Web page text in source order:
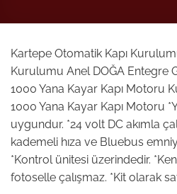
Kartepe Otomatik Kapı
Kurulumu Anel DOĞA Entegre
1000 Yana Kayar Kapı Motoru
1000 Yana Kayar Kapı Motoru
uygundur. *24 volt DC akımla
kademeli hıza ve Bluebus
*Kontrol ünitesi üzerindedir.
fotoselle çalışmaz. *Kit olarak